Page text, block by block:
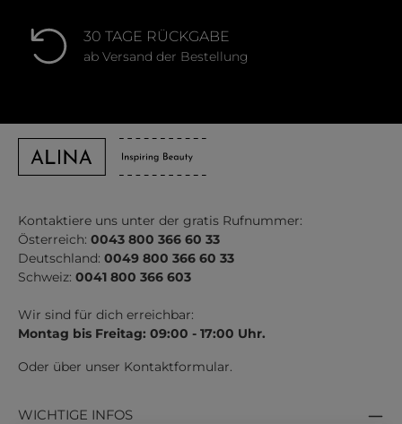
30 TAGE RÜCKGABE
ab Versand der Bestellung
Kontaktiere uns unter der gratis Rufnummer:
Österreich: 0043 800 366 60 33
Deutschland: 0049 800 366 60 33
Schweiz: 0041 800 366 603
Wir sind für dich erreichbar:
Montag bis Freitag: 09:00 - 17:00 Uhr.
Oder über unser Kontaktformular.
WICHTIGE INFOS